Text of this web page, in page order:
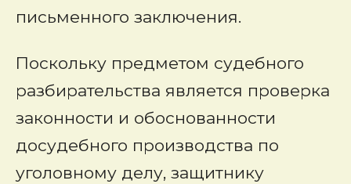
письменного заключения.
Поскольку предметом судебного
разбирательства является проверка
законности и обоснованности
досудебного производства по
уголовному делу, защитнику